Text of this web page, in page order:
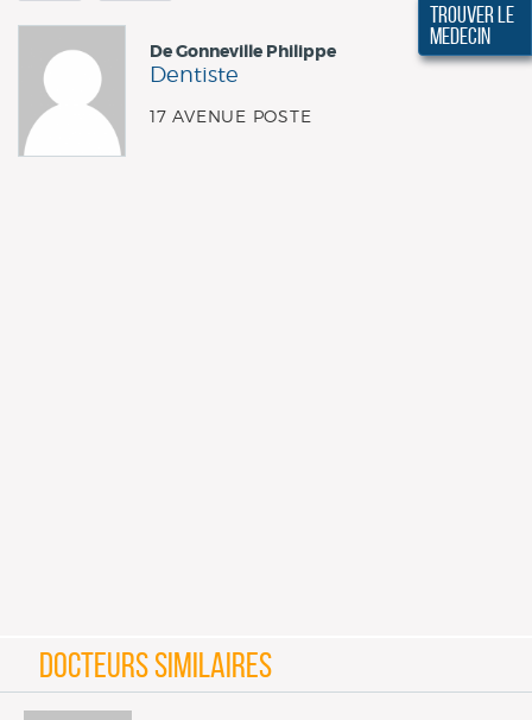
De Gonneville Philippe
Dentiste
17 AVENUE POSTE
DOCTEURS SIMILAIRES
Trouver le
Medecin